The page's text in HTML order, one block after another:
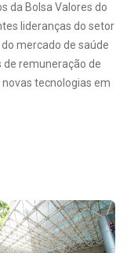
da Bolsa Valores do
lideranças do setor
mercado de saúde
remuneração de
tecnologias em